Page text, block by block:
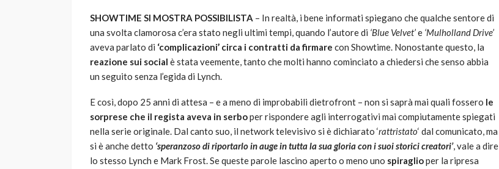
SHOWTIME SI MOSTRA POSSIBILISTA – In realtà, i bene informati spiegano che qualche sentore di
una svolta clamorosa c’era stato negli ultimi tempi, quando l’autore di ‘Blue Velvet’e ‘Mulholland Drive’
aveva parlato di ‘complicazioni’ circa i contratti da firmare con Showtime. Nonostante questo, la
reazione sui social è stata veemente, tanto che molti hanno cominciato a chiedersi che senso abbia
un seguito senza l’egida di Lynch.
E così, dopo 25 anni di attesa – e a meno di improbabili dietrofront – non si saprà mai quali fossero le
sorprese che il regista aveva in serboper rispondere agli interrogativi mai compiutamente spiegati
nella serie originale. Dal canto suo, il network televisivo si è dichiarato ‘rattristato‘ dal comunicato, ma
si è anche detto ‘speranzoso di riportarlo in auge in tutta la sua gloria con i suoi storici creatori’, vale a dire
lo stesso Lynch e Mark Frost. Se queste parole lascino aperto o meno uno spiraglioper la ripresa